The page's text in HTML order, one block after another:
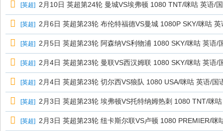
[英超] 2月10日 英超第24轮 曼城VS埃弗顿 1080 TNT/咪咕 英语/
[英超] 2月6日 英超第23轮 布伦特福德VS曼城 1080P SKY/咪咕 英
[英超] 2月5日 英超第23轮 阿森纳VS利物浦 1080 SKY/咪咕 英语/
[英超] 2月4日 英超第23轮 曼联VS西汉姆联 1080 SKY/咪咕 英语/
[英超] 2月4日 英超第23轮 切尔西VS狼队 1080 USA/咪咕 英语/国
[英超] 2月3日 英超第23轮 埃弗顿VS托特纳姆热刺 1080 TNT/咪
[英超] 2月3日 英超第23轮 纽卡斯尔联VS卢顿 1080 PREMIER/咪